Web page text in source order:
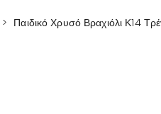
> Παιδικό Χρυσό Βραχιόλι Κ14